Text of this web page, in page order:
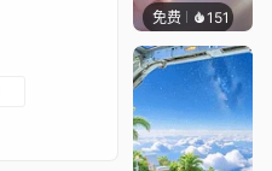
免费 151星梦